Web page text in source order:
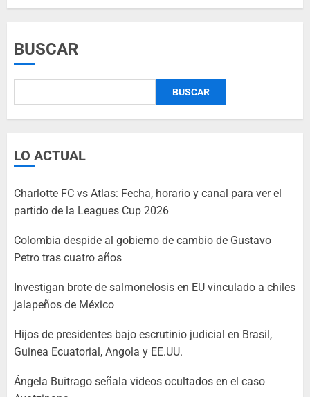
BUSCAR
BUSCAR
LO ACTUAL
Charlotte FC vs Atlas: Fecha, horario y canal para ver el
partido de la Leagues Cup 2026
Colombia despide al gobierno de cambio de Gustavo
Petro tras cuatro años
Investigan brote de salmonelosis en EU vinculado a chiles
jalapeños de México
Hijos de presidentes bajo escrutinio judicial en Brasil,
Guinea Ecuatorial, Angola y EE.UU.
Ángela Buitrago señala videos ocultados en el caso